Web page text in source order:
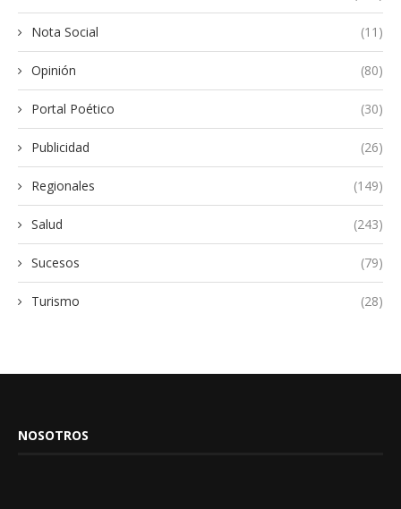
Nota Social (11)
Opinión (80)
Portal Poético (30)
Publicidad (26)
Regionales (149)
Salud (243)
Sucesos (79)
Turismo (28)
NOSOTROS